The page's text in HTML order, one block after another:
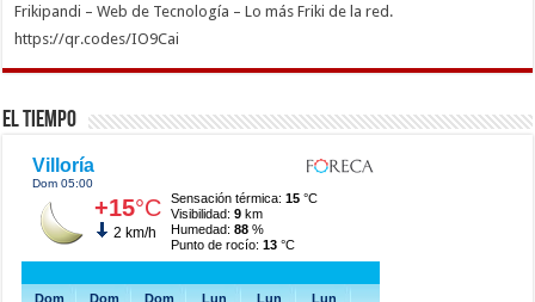
Frikipandi – Web de Tecnología – Lo más Friki de la red.
https://qr.codes/IO9Cai
El Tiempo